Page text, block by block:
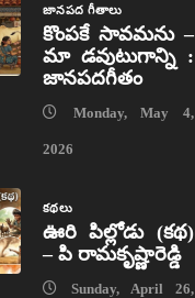
జానపద గీతాలు
కొంపకే సావమను –
మా డవుటుగాన్ని :
జానపదగీతం
Monday, May 4,
2026
కథలు
ఊరి పిల్లోడు (కథ)
– పి రామకృష్ణారెడ్డి
Sunday, April 26,